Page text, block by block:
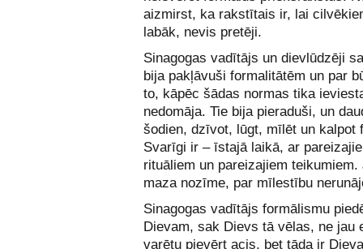
aizmirst, ka rakstītais ir, lai
labāk, nevis pretēji.
Sinagogas vadītājs un dievlūdzēji
bija pakļāvuši formalitātēm un par
to, kāpēc šādas normas tika
nedomāja. Tie bija pieraduši, un
šodien, dzīvot, lūgt, mīlēt un kalpot
Svarīgi ir – īstajā laikā, ar
rituāliem un pareizajiem teikumiem.
maza nozīme, par mīlestību
Sinagogas vadītājs formālismu
Dievam, sak Dievs tā vēlas, ne jau
varētu pievērt acis, bet tāda ir